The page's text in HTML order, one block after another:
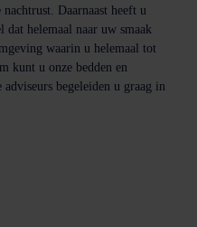
Daarnaast heeft u
dat helemaal naar uw smaak
waarin u helemaal tot
kunt u onze bedden en
adviseurs begeleiden u graag in